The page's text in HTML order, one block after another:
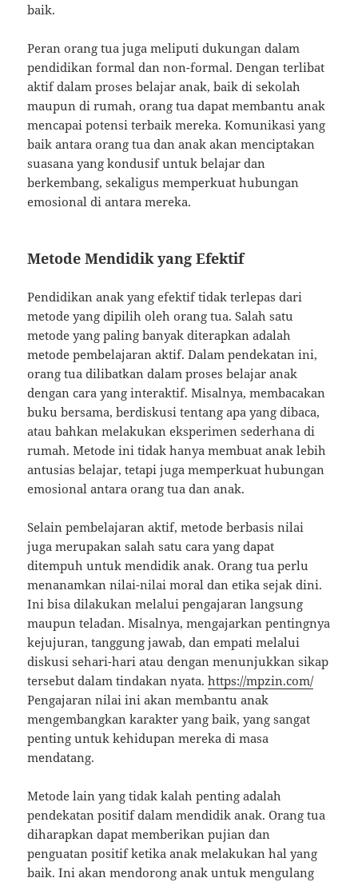
baik.
Peran orang tua juga meliputi dukungan dalam
pendidikan formal dan non-formal. Dengan terlibat
aktif dalam proses belajar anak, baik di sekolah
maupun di rumah, orang tua dapat membantu anak
mencapai potensi terbaik mereka. Komunikasi yang
baik antara orang tua dan anak akan menciptakan
suasana yang kondusif untuk belajar dan
berkembang, sekaligus memperkuat hubungan
emosional di antara mereka.
Metode Mendidik yang Efektif
Pendidikan anak yang efektif tidak terlepas dari
metode yang dipilih oleh orang tua. Salah satu
metode yang paling banyak diterapkan adalah
metode pembelajaran aktif. Dalam pendekatan ini,
orang tua dilibatkan dalam proses belajar anak
dengan cara yang interaktif. Misalnya, membacakan
buku bersama, berdiskusi tentang apa yang dibaca,
atau bahkan melakukan eksperimen sederhana di
rumah. Metode ini tidak hanya membuat anak lebih
antusias belajar, tetapi juga memperkuat hubungan
emosional antara orang tua dan anak.
Selain pembelajaran aktif, metode berbasis nilai
juga merupakan salah satu cara yang dapat
ditempuh untuk mendidik anak. Orang tua perlu
menanamkan nilai-nilai moral dan etika sejak dini.
Ini bisa dilakukan melalui pengajaran langsung
maupun teladan. Misalnya, mengajarkan pentingnya
kejujuran, tanggung jawab, dan empati melalui
diskusi sehari-hari atau dengan menunjukkan sikap
tersebut dalam tindakan nyata.https://mpzin.com/
Pengajaran nilai ini akan membantu anak
mengembangkan karakter yang baik, yang sangat
penting untuk kehidupan mereka di masa
mendatang.
Metode lain yang tidak kalah penting adalah
pendekatan positif dalam mendidik anak. Orang tua
diharapkan dapat memberikan pujian dan
penguatan positif ketika anak melakukan hal yang
baik. Ini akan mendorong anak untuk mengulang